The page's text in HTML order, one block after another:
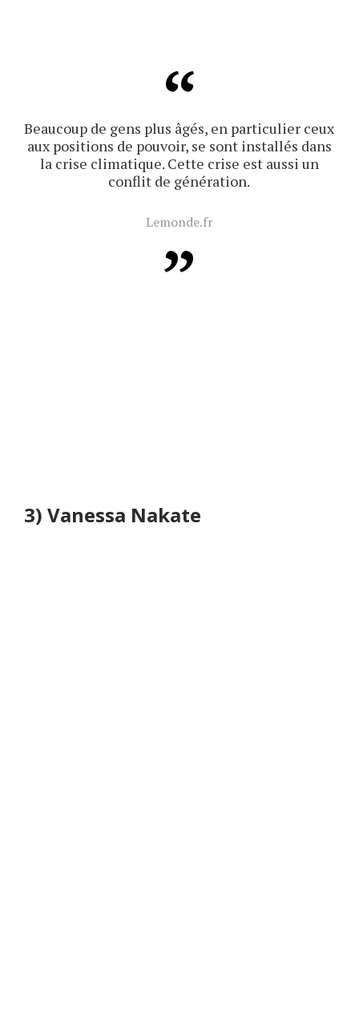
Beaucoup de gens plus âgés, en particulier ceux
aux positions de pouvoir, se sont installés dans
la crise climatique. Cette crise est aussi un
conflit de génération.
Lemonde.fr
3) Vanessa Nakate